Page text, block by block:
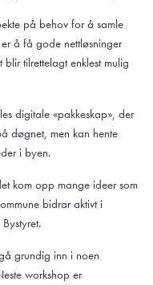
på behov for å samle
å få gode nettløsninger
tilrettelagt enklest mulig
digitale «pakkeskap», der
døgnet, men kan hente
i byen.
kom opp mange ideer som
bidrar aktivt i
grundig inn i noen
workshop er